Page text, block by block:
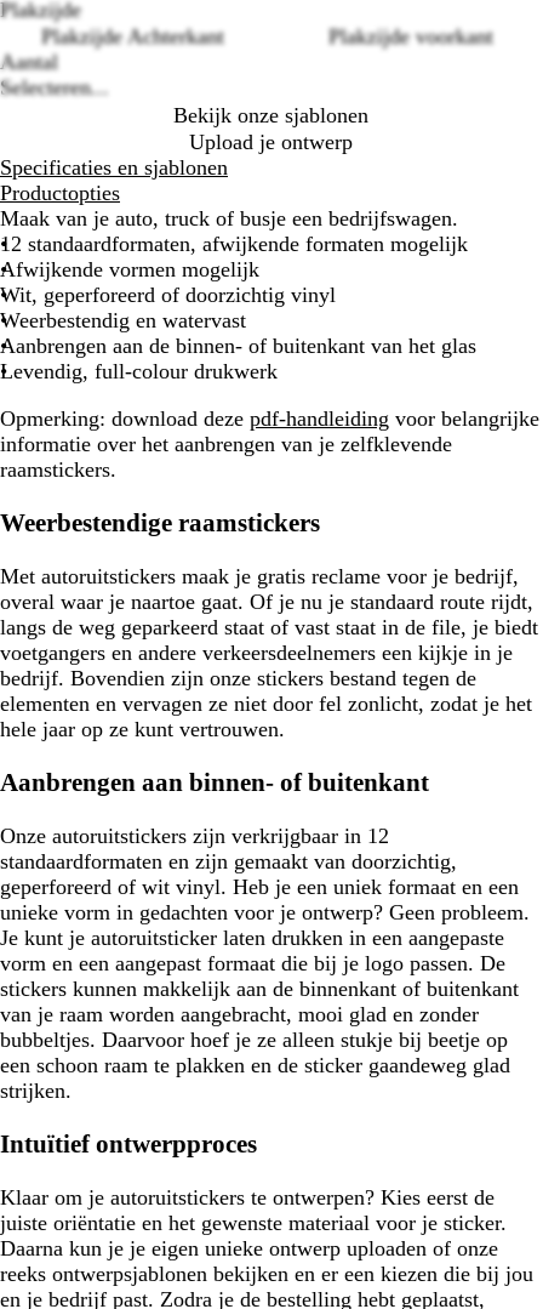
Plakzijde
Plakzijde Achterkant
Plakzijde voorkant
Aantal
Selecteren...
Bekijk onze sjablonen
Upload je ontwerp
Specificaties en sjablonen
Productopties
Maak van je auto, truck of busje een bedrijfswagen.
12 standaardformaten, afwijkende formaten mogelijk
Afwijkende vormen mogelijk
Wit, geperforeerd of doorzichtig vinyl
Weerbestendig en watervast
Aanbrengen aan de binnen- of buitenkant van het glas
Levendig, full-colour drukwerk
Opmerking: download deze pdf-handleiding voor belangrijke
informatie over het aanbrengen van je zelfklevende
raamstickers.
Weerbestendige raamstickers
Met autoruitstickers maak je gratis reclame voor je bedrijf,
overal waar je naartoe gaat. Of je nu je standaard route rijdt,
langs de weg geparkeerd staat of vast staat in de file, je biedt
voetgangers en andere verkeersdeelnemers een kijkje in je
bedrijf. Bovendien zijn onze stickers bestand tegen de
elementen en vervagen ze niet door fel zonlicht, zodat je het
hele jaar op ze kunt vertrouwen.
Aanbrengen aan binnen- of buitenkant
Onze autoruitstickers zijn verkrijgbaar in 12
standaardformaten en zijn gemaakt van doorzichtig,
geperforeerd of wit vinyl. Heb je een uniek formaat en een
unieke vorm in gedachten voor je ontwerp? Geen probleem.
Je kunt je autoruitsticker laten drukken in een aangepaste
vorm en een aangepast formaat die bij je logo passen. De
stickers kunnen makkelijk aan de binnenkant of buitenkant
van je raam worden aangebracht, mooi glad en zonder
bubbeltjes. Daarvoor hoef je ze alleen stukje bij beetje op
een schoon raam te plakken en de sticker gaandeweg glad
strijken.
Intuïtief ontwerpproces
Klaar om je autoruitstickers te ontwerpen? Kies eerst de
juiste oriëntatie en het gewenste materiaal voor je sticker.
Daarna kun je je eigen unieke ontwerp uploaden of onze
reeks ontwerpsjablonen bekijken en er een kiezen die bij jou
en je bedrijf past. Zodra je de bestelling hebt geplaatst,